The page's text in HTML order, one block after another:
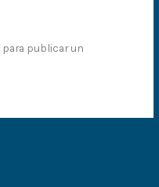
para publicar un